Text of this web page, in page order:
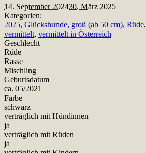
14. September 202430. März 2025
Kategorien:
2025, Glückshunde, groß (ab 50 cm), Rüde,
vermittelt, vermittelt in Österreich
Geschlecht
Rüde
Rasse
Mischling
Geburtsdatum
ca. 05/2021
Farbe
schwarz
verträglich mit Hündinnen
ja
verträglich mit Rüden
ja